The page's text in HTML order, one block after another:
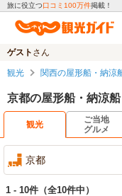
旅に役立つ口コミ100万件掲載！
ゲスト さん
観光 関西の屋形船・納涼
京都の屋形船・納涼船
観光
ご当地
グルメ
京都
1 - 10件 （全10件中）